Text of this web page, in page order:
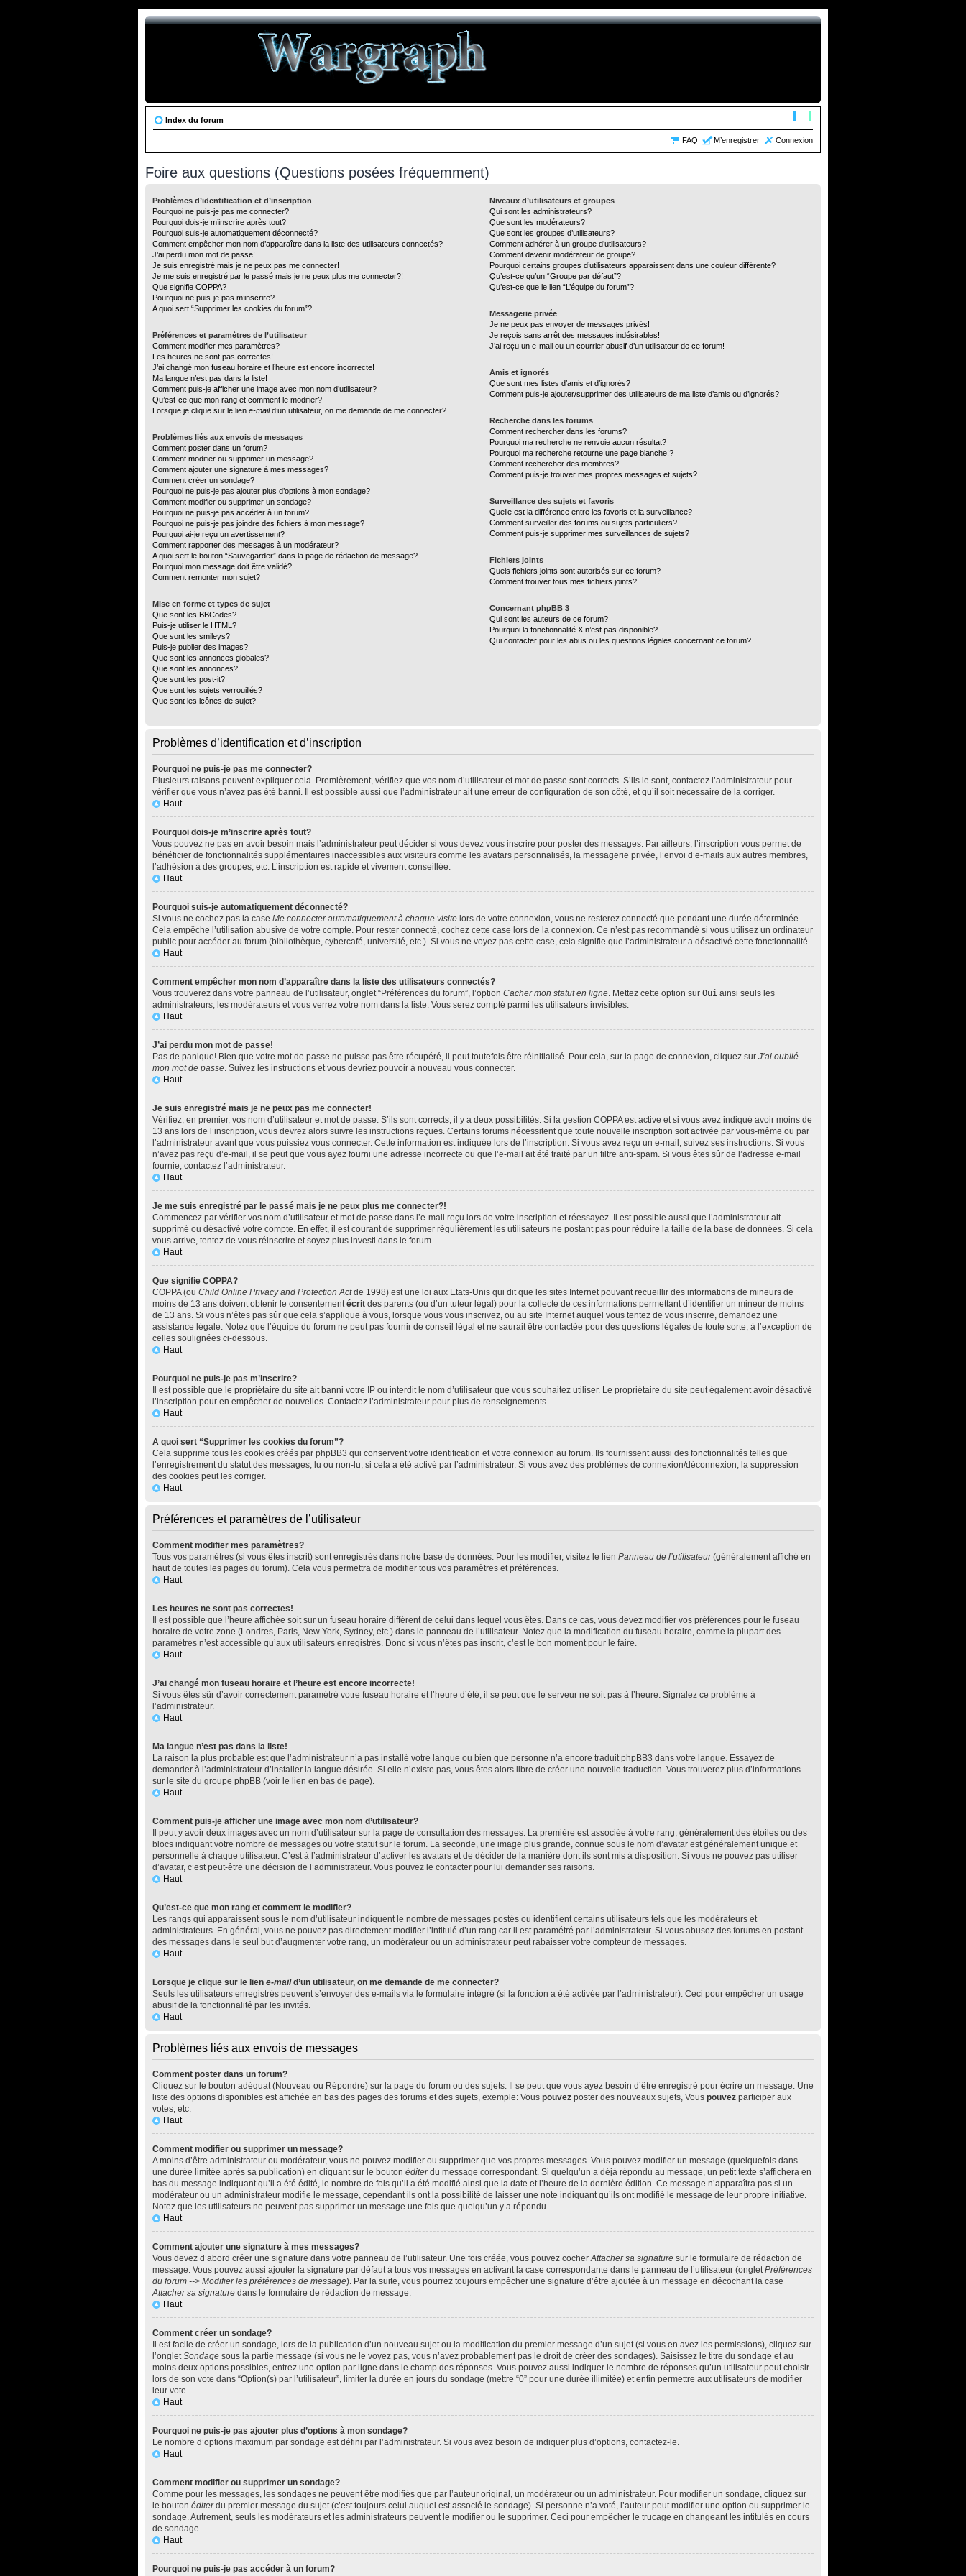
Index du forum
FAQ M’enregistrer Connexion
Foire aux questions (Questions posées fréquemment)
Problèmes d’identification et d’inscription
Pourquoi ne puis-je pas me connecter?
Pourquoi dois-je m’inscrire après tout?
Pourquoi suis-je automatiquement déconnecté?
Comment empêcher mon nom d’apparaître dans la liste des utilisateurs connectés?
J’ai perdu mon mot de passe!
Je suis enregistré mais je ne peux pas me connecter!
Je me suis enregistré par le passé mais je ne peux plus me connecter?!
Que signifie COPPA?
Pourquoi ne puis-je pas m’inscrire?
A quoi sert “Supprimer les cookies du forum”?
Préférences et paramètres de l’utilisateur
Comment modifier mes paramètres?
Les heures ne sont pas correctes!
J’ai changé mon fuseau horaire et l’heure est encore incorrecte!
Ma langue n’est pas dans la liste!
Comment puis-je afficher une image avec mon nom d’utilisateur?
Qu’est-ce que mon rang et comment le modifier?
Lorsque je clique sur le lien e-maild’un utilisateur, on me demande de me connecter?
Problèmes liés aux envois de messages
Comment poster dans un forum?
Comment modifier ou supprimer un message?
Comment ajouter une signature à mes messages?
Comment créer un sondage?
Pourquoi ne puis-je pas ajouter plus d’options à mon sondage?
Comment modifier ou supprimer un sondage?
Pourquoi ne puis-je pas accéder à un forum?
Pourquoi ne puis-je pas joindre des fichiers à mon message?
Pourquoi ai-je reçu un avertissement?
Comment rapporter des messages à un modérateur?
A quoi sert le bouton “Sauvegarder” dans la page de rédaction de message?
Pourquoi mon message doit être validé?
Comment remonter mon sujet?
Mise en forme et types de sujet
Que sont les BBCodes?
Puis-je utiliser le HTML?
Que sont les smileys?
Puis-je publier des images?
Que sont les annonces globales?
Que sont les annonces?
Que sont les post-it?
Que sont les sujets verrouillés?
Que sont les icônes de sujet?
Niveaux d’utilisateurs et groupes
Qui sont les administrateurs?
Que sont les modérateurs?
Que sont les groupes d’utilisateurs?
Comment adhérer à un groupe d’utilisateurs?
Comment devenir modérateur de groupe?
Pourquoi certains groupes d’utilisateurs apparaissent dans une couleur différente?
Qu’est-ce qu’un “Groupe par défaut”?
Qu’est-ce que le lien “L’équipe du forum”?
Messagerie privée
Je ne peux pas envoyer de messages privés!
Je reçois sans arrêt des messages indésirables!
J’ai reçu un e-mail ou un courrier abusif d’un utilisateur de ce forum!
Amis et ignorés
Que sont mes listes d’amis et d’ignorés?
Comment puis-je ajouter/supprimer des utilisateurs de ma liste d’amis ou d’ignorés?
Recherche dans les forums
Comment rechercher dans les forums?
Pourquoi ma recherche ne renvoie aucun résultat?
Pourquoi ma recherche retourne une page blanche!?
Comment rechercher des membres?
Comment puis-je trouver mes propres messages et sujets?
Surveillance des sujets et favoris
Quelle est la différence entre les favoris et la surveillance?
Comment surveiller des forums ou sujets particuliers?
Comment puis-je supprimer mes surveillances de sujets?
Fichiers joints
Quels fichiers joints sont autorisés sur ce forum?
Comment trouver tous mes fichiers joints?
Concernant phpBB 3
Qui sont les auteurs de ce forum?
Pourquoi la fonctionnalité X n’est pas disponible?
Qui contacter pour les abus ou les questions légales concernant ce forum?
Problèmes d’identification et d’inscription
Pourquoi ne puis-je pas me connecter?
Plusieurs raisons peuvent expliquer cela. Premièrement, vérifiez que vos nom d’utilisateur et mot de passe sont corrects. S’ils le sont, contactez l’administrateur pour
vérifier que vous n’avez pas été banni. Il est possible aussi que l’administrateur ait une erreur de configuration de son côté, et qu’il soit nécessaire de la corriger.
Haut
Pourquoi dois-je m’inscrire après tout?
Vous pouvez ne pas en avoir besoin mais l’administrateur peut décider si vous devez vous inscrire pour poster des messages. Par ailleurs, l’inscription vous permet de
bénéficier de fonctionnalités supplémentaires inaccessibles aux visiteurs comme les avatars personnalisés, la messagerie privée, l’envoi d’e-mails aux autres membres,
l’adhésion à des groupes, etc. L’inscription est rapide et vivement conseillée.
Haut
Pourquoi suis-je automatiquement déconnecté?
Si vous ne cochez pas la case Me connecter automatiquement à chaque visite lors de votre connexion, vous ne resterez connecté que pendant une durée déterminée.
Cela empêche l’utilisation abusive de votre compte. Pour rester connecté, cochez cette case lors de la connexion. Ce n’est pas recommandé si vous utilisez un ordinateur
public pour accéder au forum (bibliothèque, cybercafé, université, etc.). Si vous ne voyez pas cette case, cela signifie que l’administrateur a désactivé cette fonctionnalité.
Haut
Comment empêcher mon nom d’apparaître dans la liste des utilisateurs connectés?
Vous trouverez dans votre panneau de l’utilisateur, onglet “Préférences du forum”, l’option Cacher mon statut en ligne. Mettez cette option sur Oui ainsi seuls les
administrateurs, les modérateurs et vous verrez votre nom dans la liste. Vous serez compté parmi les utilisateurs invisibles.
Haut
J’ai perdu mon mot de passe!
Pas de panique! Bien que votre mot de passe ne puisse pas être récupéré, il peut toutefois être réinitialisé. Pour cela, sur la page de connexion, cliquez sur J’ai oublié
mon mot de passe. Suivez les instructions et vous devriez pouvoir à nouveau vous connecter.
Haut
Je suis enregistré mais je ne peux pas me connecter!
Vérifiez, en premier, vos nom d’utilisateur et mot de passe. S’ils sont corrects, il y a deux possibilités. Si la gestion COPPA est active et si vous avez indiqué avoir moins de
13 ans lors de l’inscription, vous devrez alors suivre les instructions reçues. Certains forums nécessitent que toute nouvelle inscription soit activée par vous-même ou par
l’administrateur avant que vous puissiez vous connecter. Cette information est indiquée lors de l’inscription. Si vous avez reçu un e-mail, suivez ses instructions. Si vous
n’avez pas reçu d’e-mail, il se peut que vous ayez fourni une adresse incorrecte ou que l’e-mail ait été traité par un filtre anti-spam. Si vous êtes sûr de l’adresse e-mail
fournie, contactez l’administrateur.
Haut
Je me suis enregistré par le passé mais je ne peux plus me connecter?!
Commencez par vérifier vos nom d’utilisateur et mot de passe dans l’e-mail reçu lors de votre inscription et réessayez. Il est possible aussi que l’administrateur ait
supprimé ou désactivé votre compte. En effet, il est courant de supprimer régulièrement les utilisateurs ne postant pas pour réduire la taille de la base de données. Si cela
vous arrive, tentez de vous réinscrire et soyez plus investi dans le forum.
Haut
Que signifie COPPA?
COPPA (ou Child Online Privacy and Protection Actde 1998) est une loi aux Etats-Unis qui dit que les sites Internet pouvant recueillir des informations de mineurs de
moins de 13 ans doivent obtenir le consentementécrit des parents (ou d’un tuteur légal) pour la collecte de ces informations permettant d’identifier un mineur de moins
de 13 ans. Si vous n’êtes pas sûr que cela s’applique à vous, lorsque vous vous inscrivez, ou au site Internet auquel vous tentez de vous inscrire, demandez une
assistance légale. Notez que l’équipe du forum ne peut pas fournir de conseil légal et ne saurait être contactée pour des questions légales de toute sorte, à l’exception de
celles soulignées ci-dessous.
Haut
Pourquoi ne puis-je pas m’inscrire?
Il est possible que le propriétaire du site ait banni votre IP ou interdit le nom d’utilisateur que vous souhaitez utiliser. Le propriétaire du site peut également avoir désactivé
l’inscription pour en empêcher de nouvelles. Contactez l’administrateur pour plus de renseignements.
Haut
A quoi sert “Supprimer les cookies du forum”?
Cela supprime tous les cookies créés par phpBB3 qui conservent votre identification et votre connexion au forum. Ils fournissent aussi des fonctionnalités telles que
l’enregistrement du statut des messages, lu ou non-lu, si cela a été activé par l’administrateur. Si vous avez des problèmes de connexion/déconnexion, la suppression
des cookies peut les corriger.
Haut
Préférences et paramètres de l’utilisateur
Comment modifier mes paramètres?
Tous vos paramètres (si vous êtes inscrit) sont enregistrés dans notre base de données. Pour les modifier, visitez le lien Panneau de l’utilisateur(généralement affiché en
haut de toutes les pages du forum). Cela vous permettra de modifier tous vos paramètres et préférences.
Haut
Les heures ne sont pas correctes!
Il est possible que l’heure affichée soit sur un fuseau horaire différent de celui dans lequel vous êtes. Dans ce cas, vous devez modifier vos préférences pour le fuseau
horaire de votre zone (Londres, Paris, New York, Sydney, etc.) dans le panneau de l’utilisateur. Notez que la modification du fuseau horaire, comme la plupart des
paramètres n’est accessible qu’aux utilisateurs enregistrés. Donc si vous n’êtes pas inscrit, c’est le bon moment pour le faire.
Haut
J’ai changé mon fuseau horaire et l’heure est encore incorrecte!
Si vous êtes sûr d’avoir correctement paramétré votre fuseau horaire et l’heure d’été, il se peut que le serveur ne soit pas à l’heure. Signalez ce problème à
l’administrateur.
Haut
Ma langue n’est pas dans la liste!
La raison la plus probable est que l’administrateur n’a pas installé votre langue ou bien que personne n’a encore traduit phpBB3 dans votre langue. Essayez de
demander à l’administrateur d’installer la langue désirée. Si elle n’existe pas, vous êtes alors libre de créer une nouvelle traduction. Vous trouverez plus d’informations
sur le site du groupe phpBB (voir le lien en bas de page).
Haut
Comment puis-je afficher une image avec mon nom d’utilisateur?
Il peut y avoir deux images avec un nom d’utilisateur sur la page de consultation des messages. La première est associée à votre rang, généralement des étoiles ou des
blocs indiquant votre nombre de messages ou votre statut sur le forum. La seconde, une image plus grande, connue sous le nom d’avatar est généralement unique et
personnelle à chaque utilisateur. C’est à l’administrateur d’activer les avatars et de décider de la manière dont ils sont mis à disposition. Si vous ne pouvez pas utiliser
d’avatar, c’est peut-être une décision de l’administrateur. Vous pouvez le contacter pour lui demander ses raisons.
Haut
Qu’est-ce que mon rang et comment le modifier?
Les rangs qui apparaissent sous le nom d’utilisateur indiquent le nombre de messages postés ou identifient certains utilisateurs tels que les modérateurs et
administrateurs. En général, vous ne pouvez pas directement modifier l’intitulé d’un rang car il est paramétré par l’administrateur. Si vous abusez des forums en postant
des messages dans le seul but d’augmenter votre rang, un modérateur ou un administrateur peut rabaisser votre compteur de messages.
Haut
Lorsque je clique sur le lien e-maild’un utilisateur, on me demande de me connecter?
Seuls les utilisateurs enregistrés peuvent s’envoyer des e-mails via le formulaire intégré (si la fonction a été activée par l’administrateur). Ceci pour empêcher un usage
abusif de la fonctionnalité par les invités.
Haut
Problèmes liés aux envois de messages
Comment poster dans un forum?
Cliquez sur le bouton adéquat (Nouveau ou Répondre) sur la page du forum ou des sujets. Il se peut que vous ayez besoin d’être enregistré pour écrire un message. Une
liste des options disponibles est affichée en bas des pages des forums et des sujets, exemple: Vous pouvez poster des nouveaux sujets, Vous pouvez participer aux
votes, etc.
Haut
Comment modifier ou supprimer un message?
A moins d’être administrateur ou modérateur, vous ne pouvez modifier ou supprimer que vos propres messages. Vous pouvez modifier un message (quelquefois dans
une durée limitée après sa publication) en cliquant sur le bouton éditerdu message correspondant. Si quelqu’un a déjà répondu au message, un petit texte s’affichera en
bas du message indiquant qu’il a été édité, le nombre de fois qu’il a été modifié ainsi que la date et l’heure de la dernière édition. Ce message n’apparaîtra pas si un
modérateur ou un administrateur modifie le message, cependant ils ont la possibilité de laisser une note indiquant qu’ils ont modifié le message de leur propre initiative.
Notez que les utilisateurs ne peuvent pas supprimer un message une fois que quelqu’un y a répondu.
Haut
Comment ajouter une signature à mes messages?
Vous devez d’abord créer une signature dans votre panneau de l’utilisateur. Une fois créée, vous pouvez cocherAttacher sa signature sur le formulaire de rédaction de
message. Vous pouvez aussi ajouter la signature par défaut à tous vos messages en activant la case correspondante dans le panneau de l’utilisateur (ongletPréférences
du forum --> Modifier les préférences de message). Par la suite, vous pourrez toujours empêcher une signature d’être ajoutée à un message en décochant la case
Attacher sa signature dans le formulaire de rédaction de message.
Haut
Comment créer un sondage?
Il est facile de créer un sondage, lors de la publication d’un nouveau sujet ou la modification du premier message d’un sujet (si vous en avez les permissions), cliquez sur
l’ongletSondage sous la partie message (si vous ne le voyez pas, vous n’avez probablement pas le droit de créer des sondages). Saisissez le titre du sondage et au
moins deux options possibles, entrez une option par ligne dans le champ des réponses. Vous pouvez aussi indiquer le nombre de réponses qu’un utilisateur peut choisir
lors de son vote dans “Option(s) par l’utilisateur”, limiter la durée en jours du sondage (mettre “0” pour une durée illimitée) et enfin permettre aux utilisateurs de modifier
leur vote.
Haut
Pourquoi ne puis-je pas ajouter plus d’options à mon sondage?
Le nombre d’options maximum par sondage est défini par l’administrateur. Si vous avez besoin de indiquer plus d’options, contactez-le.
Haut
Comment modifier ou supprimer un sondage?
Comme pour les messages, les sondages ne peuvent être modifiés que par l’auteur original, un modérateur ou un administrateur. Pour modifier un sondage, cliquez sur
le bouton éditerdu premier message du sujet (c’est toujours celui auquel est associé le sondage). Si personne n’a voté, l’auteur peut modifier une option ou supprimer le
sondage. Autrement, seuls les modérateurs et les administrateurs peuvent le modifier ou le supprimer. Ceci pour empêcher le trucage en changeant les intitulés en cours
de sondage.
Haut
Pourquoi ne puis-je pas accéder à un forum?